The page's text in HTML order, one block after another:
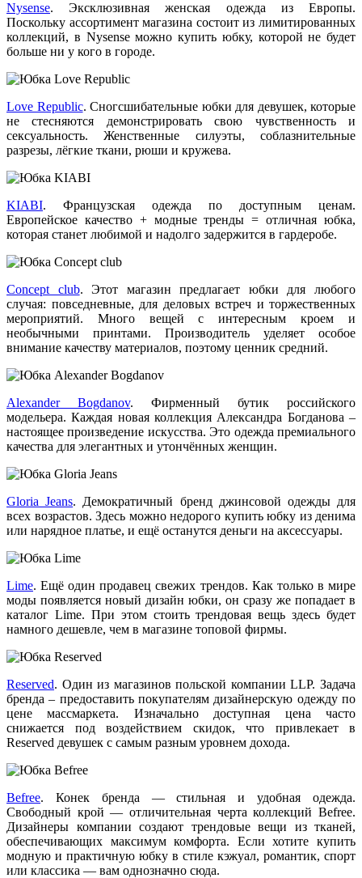
Nysense. Эксклюзивная женская одежда из Европы.
Поскольку ассортимент магазина состоит из лимитированных
коллекций, в Nysense можно купить юбку, которой не будет
больше ни у кого в городе.
Love Republic. Сногсшибательные юбки для девушек, которые
не стесняются демонстрировать свою чувственность и
сексуальность. Женственные силуэты, соблазнительные
разрезы, лёгкие ткани, рюши и кружева.
KIABI. Французская одежда по доступным ценам.
Европейское качество + модные тренды = отличная юбка,
которая станет любимой и надолго задержится в гардеробе.
Concept club. Этот магазин предлагает юбки для любого
случая: повседневные, для деловых встреч и торжественных
мероприятий. Много вещей с интересным кроем и
необычными принтами. Производитель уделяет особое
внимание качеству материалов, поэтому ценник средний.
Alexander Bogdanov. Фирменный бутик российского
модельера. Каждая новая коллекция Александра Богданова –
настоящее произведение искусства. Это одежда премиального
качества для элегантных и утончённых женщин.
Gloria Jeans. Демократичный бренд джинсовой одежды для
всех возрастов. Здесь можно недорого купить юбку из денима
или нарядное платье, и ещё останутся деньги на аксессуары.
Lime. Ещё один продавец свежих трендов. Как только в мире
моды появляется новый дизайн юбки, он сразу же попадает в
каталог Lime. При этом стоить трендовая вещь здесь будет
намного дешевле, чем в магазине топовой фирмы.
Reserved. Один из магазинов польской компании LLP. Задача
бренда – предоставить покупателям дизайнерскую одежду по
цене массмаркета. Изначально доступная цена часто
снижается под воздействием скидок, что привлекает в
Reserved девушек с самым разным уровнем дохода.
Befree. Конек бренда — стильная и удобная одежда.
Свободный крой — отличительная черта коллекций Befree.
Дизайнеры компании создают трендовые вещи из тканей,
обеспечивающих максимум комфорта. Если хотите купить
модную и практичную юбку в стиле кэжуал, романтик, спорт
или классика — вам однозначно сюда.